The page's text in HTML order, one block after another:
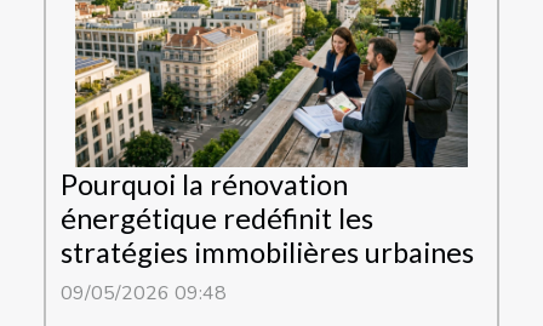
Pourquoi la rénovation
énergétique redéfinit les
stratégies immobilières urbaines
09/05/2026 09:48